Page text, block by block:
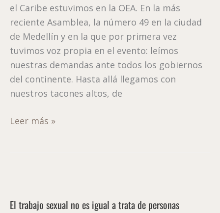
el Caribe estuvimos en la OEA. En la más
reciente Asamblea, la número 49 en la ciudad
de Medellín y en la que por primera vez
tuvimos voz propia en el evento: leímos
nuestras demandas ante todos los gobiernos
del continente. Hasta allá llegamos con
nuestros tacones altos, de
Leer más »
El trabajo sexual no es igual a trata de personas
sexual